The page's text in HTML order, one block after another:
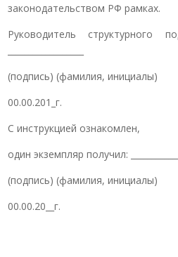
законодательством РФ рамках.
Руководитель структурного
(подпись) (фамилия, инициалы)
00.00.201_г.
С инструкцией ознакомлен,
один экземпляр получил: _____________
(подпись) (фамилия, инициалы)
00.00.20__г.